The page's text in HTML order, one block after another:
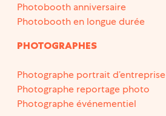
Photobooth anniversaire
Photobooth en longue durée
PHOTOGRAPHES
Photographe portrait d’entreprise
Photographe reportage photo
Photographe événementiel